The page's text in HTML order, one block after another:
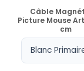
EN
Câble
Picture Mouse
cm